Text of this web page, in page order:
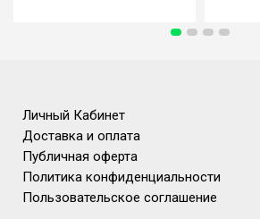
Личный Кабинет
Доставка и оплата
Публичная оферта
Политика конфиденциальности
Пользовательское соглашение